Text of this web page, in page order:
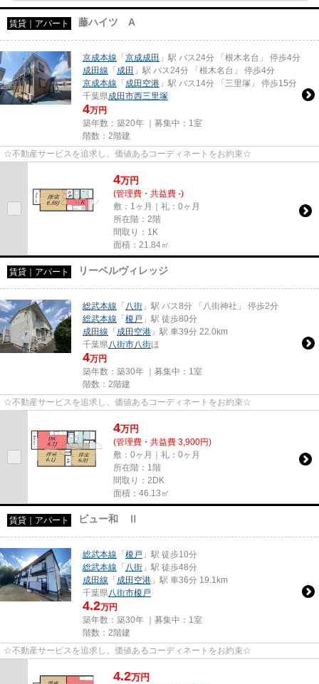
賃貸｜アパート 藤ハイツ A
京成本線 「京成成田 」駅 バス24分 「根木名台」 停歩4分
成田線 「成田 」駅 バス24分 「根木名台」 停歩4分
京成本線 「成田空港 」駅 バス14分 「三里塚」 停歩15分
千葉県成田市西三里塚
4万円
築年数：築20年 ｜募集中： 1室
階数：2階建
☆不動産サービスを追求し、価値あるコーディネートをお約束☆
4万円
(管理費・共益費 -)
敷：1ヶ月｜礼：0ヶ月
所在階：2階
間取り：1K
面積：21.84㎡
賃貸｜アパート リーベルヴィレッジ
総武本線 「 八街 」駅 バス8分 「八街神社」 停歩2分
総武本線 「榎戸 」駅 徒歩80分
成田線 「成田空港 」駅 車39分 22.0km
千葉県 八街市八街ほ
4万円
築年数：築30年 ｜募集中： 1室
階数：2階建
☆不動産サービスを追求し、価値あるコーディネートをお約束☆
4万円
(管理費・共益費 3,900円)
敷：0ヶ月｜礼：0ヶ月
所在階：1階
間取り：2DK
面積：46.13㎡
賃貸｜アパート ビュー和 Ⅱ
総武本線 「榎戸 」駅 徒歩10分
総武本線 「 八街 」駅 徒歩48分
成田線 「成田空港 」駅 車36分 19.1km
千葉県 八街市榎戸
4.2万円
築年数：築30年 ｜募集中： 1室
階数：2階建
☆不動産サービスを追求し、価値あるコーディネートをお約束☆
4.2万円